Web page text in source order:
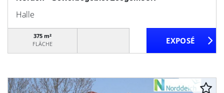
Halle
375 m²
FLÄCHE